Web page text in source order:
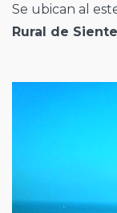
Se ubican al
Rural de